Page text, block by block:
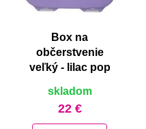
Box na
občerstvenie
veľký - lilac pop
skladom
22 €